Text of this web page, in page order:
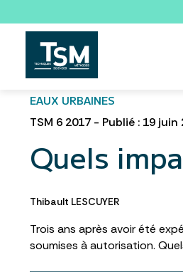
EAUX URBAINES
TSM 6 2017 - Publié : 19 juin
Quels
Thibault LESCUYER
Trois ans après avoir été
soumises à autorisation.